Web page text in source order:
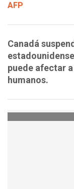
AFP
Canadá
puede afectar
humanos.